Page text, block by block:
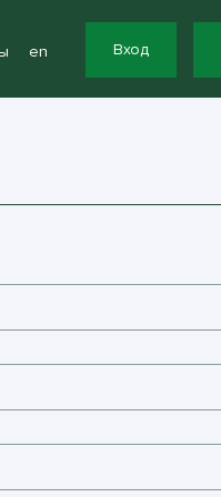
en Вход